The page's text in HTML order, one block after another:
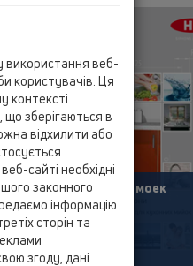
01 Сифоны для моек
використання веб-
користувачів. Ця
контексті
зберігаються в
відхилити або
сайті необхідні
законного
інформацію
сторін та
згоду, дані